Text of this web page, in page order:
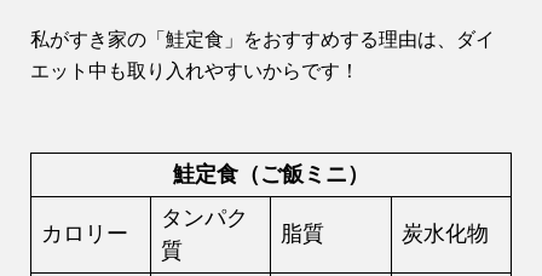
私がすき家の「鮭定食」をおすすめする理由は、ダイ
エット中も取り入れやすいからです！
鮭定食（ご飯ミニ）
カロリー
タンパク
質
脂質
炭水化物